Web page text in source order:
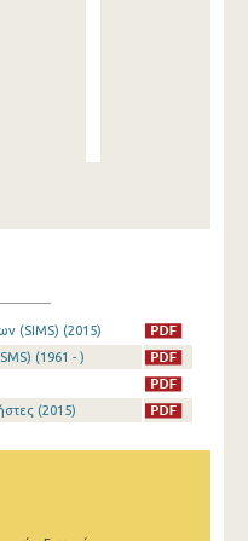
(SIMS) (2015)
(1961 - )
(2015)